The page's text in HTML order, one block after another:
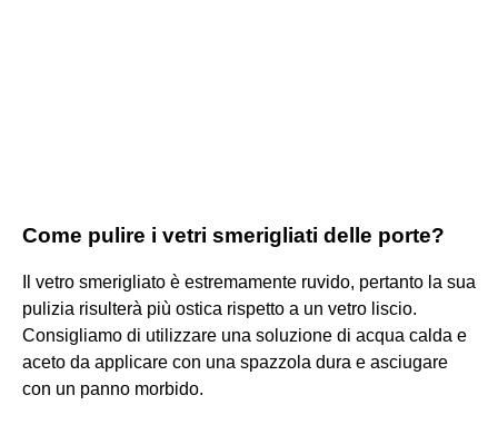
Come pulire i vetri smerigliati delle porte?
Il vetro smerigliato è estremamente ruvido, pertanto la sua
pulizia risulterà più ostica rispetto a un vetro liscio.
Consigliamo di utilizzare una soluzione di acqua calda e
aceto da applicare con una spazzola dura e asciugare
con un panno morbido.